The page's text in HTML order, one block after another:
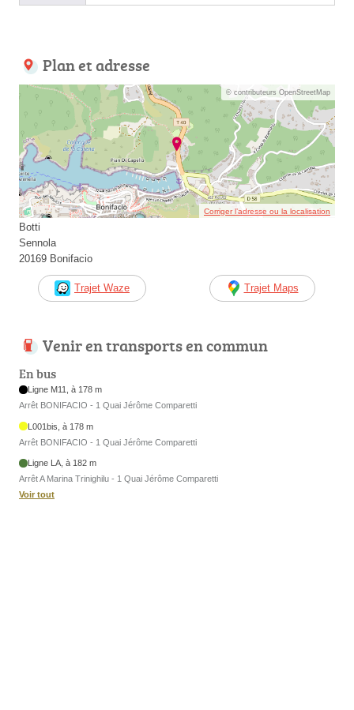
Plan et adresse
© contributeurs OpenStreetMap
Corriger l’adresse ou la localisation
Botti
Sennola
20169 Bonifacio
Trajet Waze Trajet Maps
Venir en transports en commun
En bus
Ligne M11, à 178 m
Arrêt BONIFACIO - 1 Quai Jérôme Comparetti
L001bis, à 178 m
Arrêt BONIFACIO - 1 Quai Jérôme Comparetti
Ligne LA, à 182 m
Arrêt A Marina Trinighilu - 1 Quai Jérôme Comparetti
Voir tout